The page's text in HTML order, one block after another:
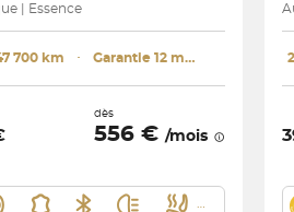
| Essence
700 km ･ Garantie 12 mois
dès
556 € /mois